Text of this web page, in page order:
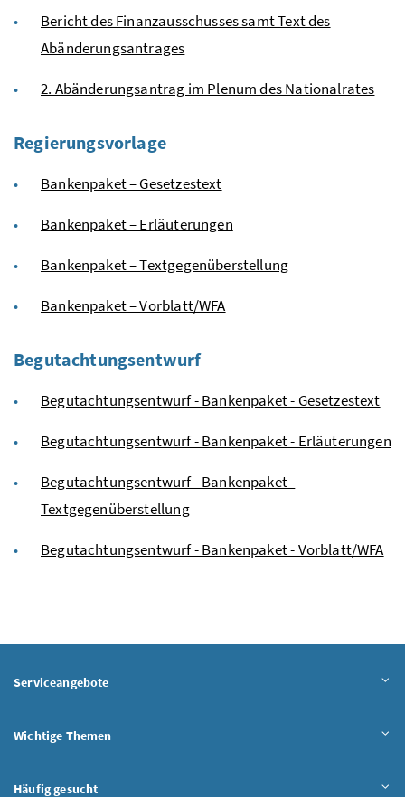
Bericht des Finanzausschusses samt Text des
Abänderungsantrages
2. Abänderungsantrag im Plenum des Nationalrates
Regierungsvorlage
Bankenpaket – Gesetzestext
Bankenpaket – Erläuterungen
Bankenpaket – Textgegenüberstellung
Bankenpaket – Vorblatt/WFA
Begutachtungsentwurf
Begutachtungsentwurf - Bankenpaket - Gesetzestext
Begutachtungsentwurf - Bankenpaket - Erläuterungen
Begutachtungsentwurf - Bankenpaket -
Textgegenüberstellung
Begutachtungsentwurf - Bankenpaket - Vorblatt/WFA
Serviceangebote
Wichtige Themen
Häufig gesucht